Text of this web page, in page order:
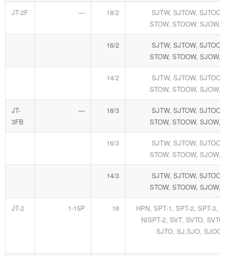
JT-2F — 18/2
SJTW, SJTOW,
STOW, STOOW, SJOW,
16/2
SJTW, SJTOW,
STOW, STOOW, SJOW,
14/2
SJTW, SJTOW,
STOW, STOOW, SJOW,
JT-
3FB
— 18/3
SJTW, SJTOW,
STOW, STOOW, SJOW,
16/3
SJTW, SJTOW,
STOW, STOOW, SJOW,
14/3
SJTW, SJTOW,
STOW, STOOW, SJOW,
JT-2 1-15P 18
HPN, SPT-1, SPT-2, SPT-3,
NISPT-2, SVT, SVTO,
SJTO, SJ,SJO,